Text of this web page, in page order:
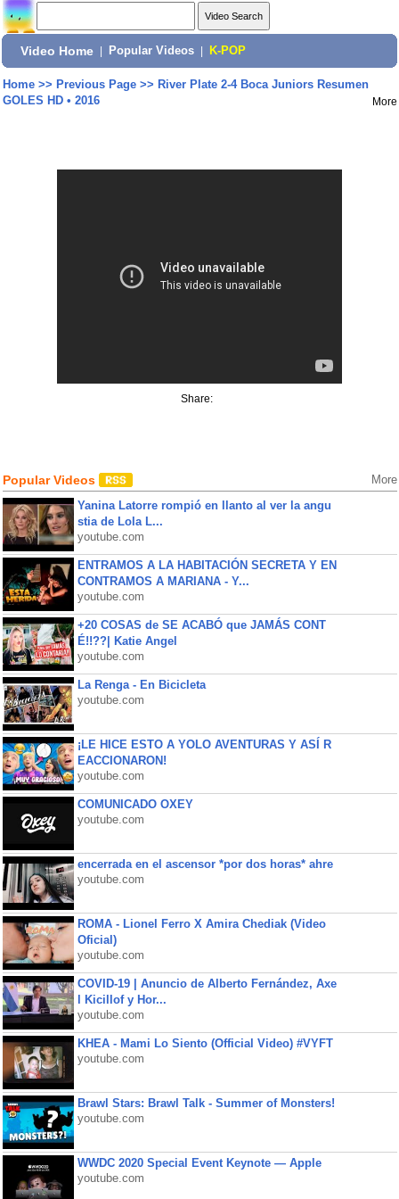
Video Home Popular Videos K-POP
Home>> Previous Page>> River Plate 2-4 Boca Juniors Resumen
GOLES HD • 2016
More
Share:
Popular Videos More
Yanina Latorre rompió en llanto al ver la angu
stia de Lola L...
youtube.com
ENTRAMOS A LA HABITACIÓN SECRETA Y EN
CONTRAMOS A MARIANA - Y...
youtube.com
+20 COSAS de SE ACABÓ que JAMÁS CONT
É!!??| Katie Angel
youtube.com
La Renga - En Bicicleta
youtube.com
¡LE HICE ESTO A YOLO AVENTURAS Y ASÍ R
EACCIONARON!
youtube.com
COMUNICADO OXEY
youtube.com
encerrada en el ascensor *por dos horas* ahre
youtube.com
ROMA - Lionel Ferro X Amira Chediak (Video
Oficial)
youtube.com
COVID-19 | Anuncio de Alberto Fernández, Axe
l Kicillof y Hor...
youtube.com
KHEA - Mami Lo Siento (Official Video) #VYFT
youtube.com
Brawl Stars: Brawl Talk - Summer of Monsters!
youtube.com
WWDC 2020 Special Event Keynote — Apple
youtube.com